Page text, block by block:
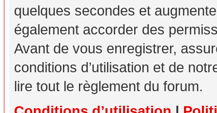
quelques secondes et
également accorder des
Avant de vous enregistrer,
conditions d’utilisation et de
lire tout le règlement du forum.